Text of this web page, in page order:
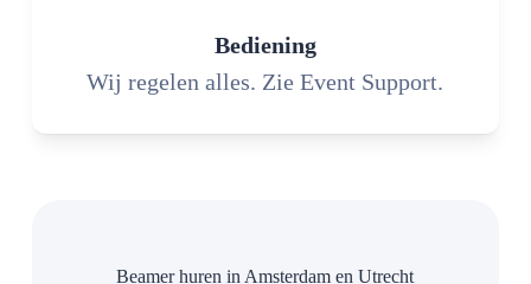
Bediening
Wij regelen alles. Zie Event Support.
Beamer huren in Amsterdam en Utrecht